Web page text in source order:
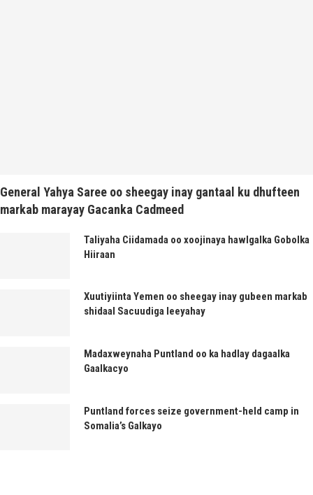
General Yahya Saree oo sheegay inay gantaal ku dhufteen
markab marayay Gacanka Cadmeed
Taliyaha Ciidamada oo xoojinaya hawlgalka Gobolka
Hiiraan
Xuutiyiinta Yemen oo sheegay inay gubeen markab
shidaal Sacuudiga leeyahay
Madaxweynaha Puntland oo ka hadlay dagaalka
Gaalkacyo
Puntland forces seize government-held camp in
Somalia’s Galkayo